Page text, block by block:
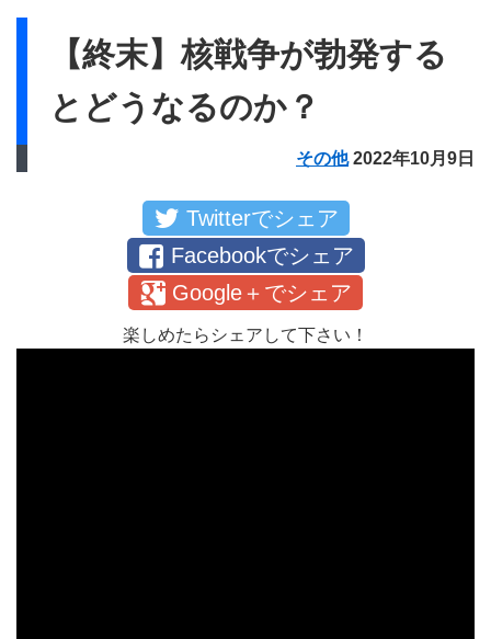
【終末】核戦争が勃発する
とどうなるのか？
その他2022年10月9日
Twitterでシェア
Facebookでシェア
Google＋でシェア
楽しめたらシェアして下さい！